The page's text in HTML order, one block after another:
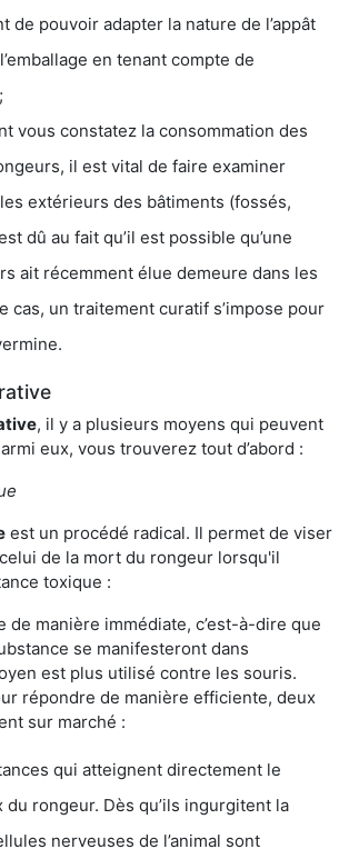
de pouvoir adapter la nature de l’appât
en tenant compte de
vous constatez la consommation des
il est vital de faire examiner
extérieurs des bâtiments (fossés,
dû au fait qu’il est possible qu’une
ait récemment élue demeure dans les
cas, un traitement curatif s’impose pour
, il y a plusieurs moyens qui peuvent
eux, vous trouverez tout d’abord :
est un procédé radical. Il permet de viser
de la mort du rongeur lorsqu'il
toxique :
de manière immédiate, c’est-à-dire que
se manifesteront dans
est plus utilisé contre les souris.
répondre de manière efficiente, deux
sur marché :
qui atteignent directement le
du rongeur. Dès qu’ils ingurgitent la
nerveuses de l’animal sont